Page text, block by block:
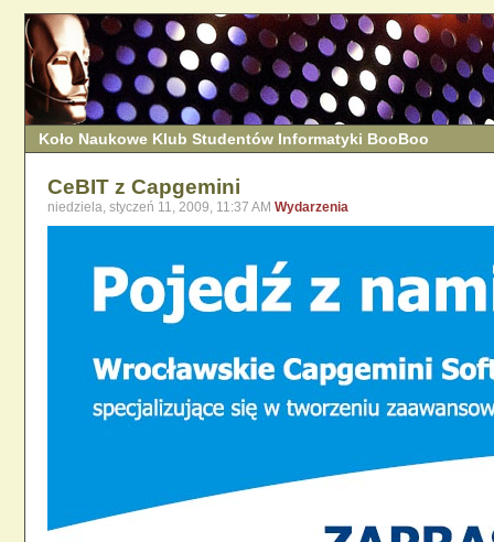
Koło Naukowe Klub Studentów Informatyki BooBoo
CeBIT z Capgemini
niedziela, styczeń 11, 2009, 11:37 AM Wydarzenia